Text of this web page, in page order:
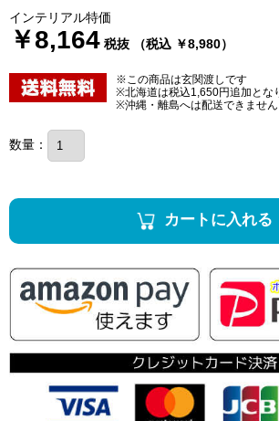
インテリアル特価
￥8,164 税抜 （税込 ￥8,980）
※この商品は玄関渡しです
※北海道は税込1,650円追加とな
※沖縄・離島へは配送できません
数量：
カートに入れる